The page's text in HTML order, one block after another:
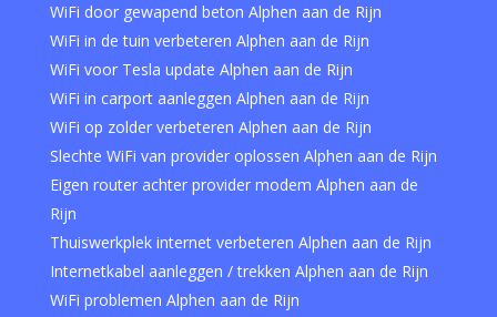
WiFi door gewapend beton Alphen aan de Rijn
WiFi in de tuin verbeteren Alphen aan de Rijn
WiFi voor Tesla update Alphen aan de Rijn
WiFi in carport aanleggen Alphen aan de Rijn
WiFi op zolder verbeteren Alphen aan de Rijn
Slechte WiFi van provider oplossen Alphen aan de Rijn
Eigen router achter provider modem Alphen aan de
Rijn
Thuiswerkplek internet verbeteren Alphen aan de Rijn
Internetkabel aanleggen / trekken Alphen aan de Rijn
WiFi problemen Alphen aan de Rijn